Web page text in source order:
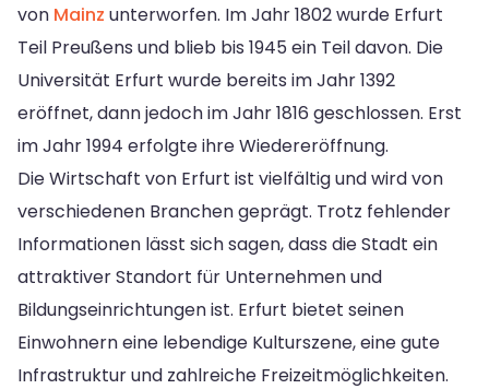
von Mainz unterworfen. Im Jahr 1802 wurde Erfurt
Teil Preußens und blieb bis 1945 ein Teil davon. Die
Universität Erfurt wurde bereits im Jahr 1392
eröffnet, dann jedoch im Jahr 1816 geschlossen. Erst
im Jahr 1994 erfolgte ihre Wiedereröffnung.
Die Wirtschaft von Erfurt ist vielfältig und wird von
verschiedenen Branchen geprägt. Trotz fehlender
Informationen lässt sich sagen, dass die Stadt ein
attraktiver Standort für Unternehmen und
Bildungseinrichtungen ist. Erfurt bietet seinen
Einwohnern eine lebendige Kulturszene, eine gute
Infrastruktur und zahlreiche Freizeitmöglichkeiten.